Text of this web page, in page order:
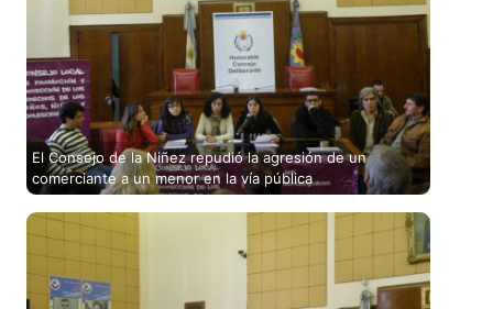
El Consejo de la Niñez repudió la agresión de un
comerciante a un menor en la vía pública